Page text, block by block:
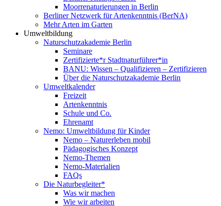
Moorrenaturierungen in Berlin
Berliner Netzwerk für Artenkenntnis (BerNA)
Mehr Arten im Garten
Umweltbildung
Naturschutzakademie Berlin
Seminare
Zertifizierte*r Stadtnaturführer*in
BANU: Wissen – Qualifizieren – Zertifizieren
Über die Naturschutzakademie Berlin
Umweltkalender
Freizeit
Artenkenntnis
Schule und Co.
Ehrenamt
Nemo: Umweltbildung für Kinder
Nemo – Naturerleben mobil
Pädagogisches Konzept
Nemo-Themen
Nemo-Materialien
FAQs
Die Naturbegleiter*
Was wir machen
Wie wir arbeiten